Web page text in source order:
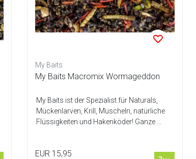
My Baits
My Baits Macromix Wormageddon
My Baits ist der Spezialist für Naturals,
Mückenlarven, Krill, Muscheln, natürliche
Flüssigkeiten und Hakenköder! Ganze ...
EUR 15,95